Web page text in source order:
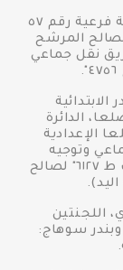
- مدرسة العمور الإعدادية المشتركة، لجنة فرعية رقم ٥٧
لصالح المرشح
نقل جماعي
٦٨ بقرية الصلعا، الدائرة
الإعدادية
يوجد نقل جماعي وتوجيه
ناخبين بالسيارتين رقم "ه ع أ ٣٤٩٥" و"ه ف ط ٦١٢٧" لصالح
اللجنتين
بمركز وبندر سوهاج: